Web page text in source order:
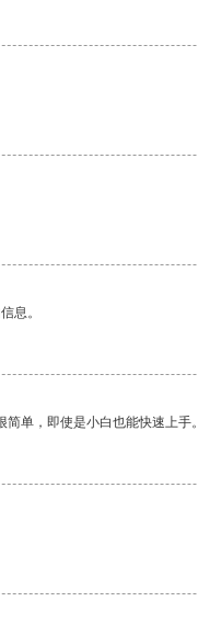
息。
单，即使是小白也能快速上手。